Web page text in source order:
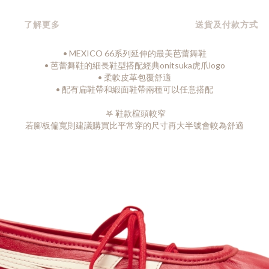
了解更多 送貨及付款方式
• MEXICO 66系列延伸的最美芭蕾舞鞋
• 芭蕾舞鞋的細長鞋型搭配經典onitsuka虎爪logo
• 柔軟皮革包覆舒適
• 配有扁鞋帶和緞面鞋帶兩種可以任意搭配
𖤐 鞋款楦頭較窄
若腳板偏寬則建議購買比平常穿的尺寸再大半號會較為舒適